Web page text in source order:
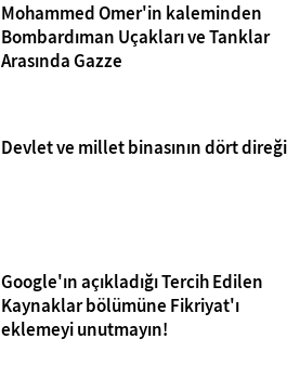
Mohammed Omer'in kaleminden
Bombardıman Uçakları ve Tanklar
Arasında Gazze
Devlet ve millet binasının dört direği
Google'ın açıkladığı Tercih Edilen
Kaynaklar bölümüne Fikriyat'ı
eklemeyi unutmayın!